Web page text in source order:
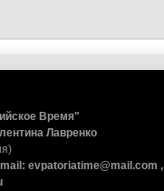
Время"
Лавренко
evpatoriatime@mail.com ,